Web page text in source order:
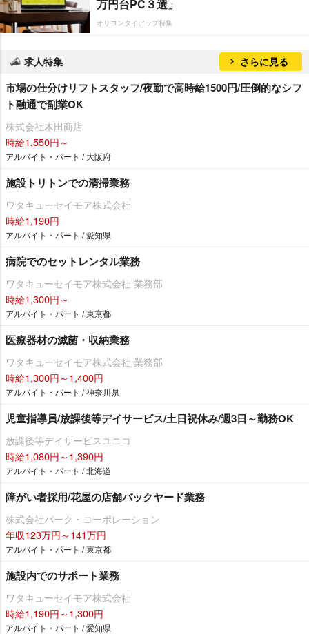
万円台PC３選」
オリコンタイアップ特集
求人特集 さらに見る
市場の仕分けリフトスタッフ/夜勤で高時給1500円/圧倒的なシフ
ト融通で副業OK
株式会社木田商店
時給1,550円～
アルバイト・パート / 大阪府
施設トリトンでの清掃業務
ワタキューセイモア株式会社
時給1,190円
アルバイト・パート / 愛知県
病院でのセットレンタル業務
ワタキューセイモア株式会社 業務部
時給1,300円～
アルバイト・パート / 東京都
医療器材の滅菌・収納業務
ワタキューセイモア株式会社 業務部
時給1,300円～1,400円
アルバイト・パート / 神奈川県
児童指導員/放課後等デイサービス/土日祝休み/週3日～勤務OK
放課後等デイサービスユニコ
時給1,080円～1,390円
アルバイト・パート / 北海道
障がい者採用/花屋の店舗バックヤード業務
株式会社パーク・コーポレーション
年収123万円～141万円
アルバイト・パート / 東京都
施設内でのサポート業務
ワタキューセイモア株式会社
時給1,190円～1,300円
アルバイト・パート / 愛知県